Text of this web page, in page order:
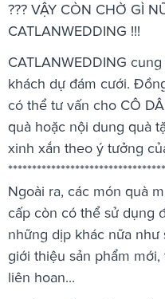
??? VẬY CÒN CHỜ GÌ
CATLANWEDDING !!!
CATLANWEDDING
khách dự đám cưới.
có thể tư vấn cho CÔ
quà hoặc nội dung quà
xinh xắn theo ý tưởng
Ngoài ra, các món quà
cấp còn có thể sử dụng
những dịp khác nữa
giới thiệu sản phẩm
liên hoan...